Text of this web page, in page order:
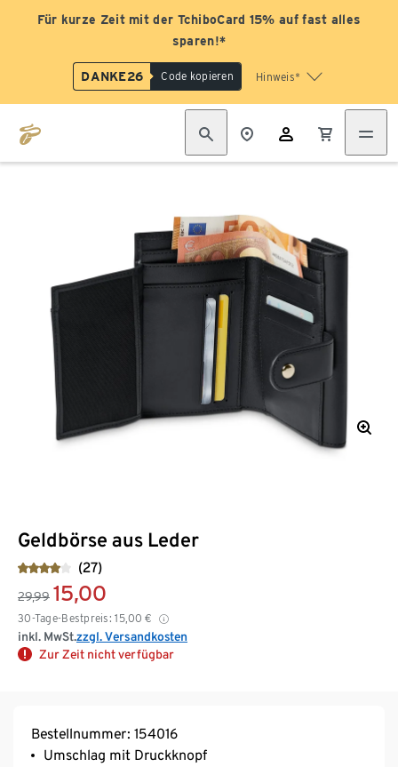
Für kurze Zeit mit der TchiboCard 15% auf fast alles
sparen!*
DANKE26 Code kopieren Hinweis*
Geldbörse aus Leder
(27)
29,99 15,00
30-Tage-Bestpreis: 15,00 €
inkl. MwSt.zzgl. Versandkosten
Zur Zeit nicht verfügbar
Bestellnummer: 154016
Umschlag mit Druckknopf